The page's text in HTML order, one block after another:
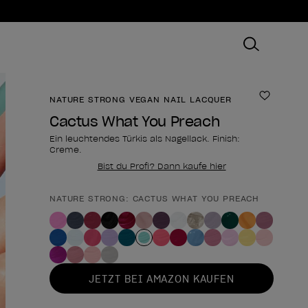
NATURE STRONG VEGAN NAIL LACQUER Zur
Cactus What You Preach
Ein leuchtendes Türkis als Nagellack. Finish:
Creme.
Bist du Profi? Dann kaufe hier
Form des Produkts
NATURE STRONG: CACTUS WHAT YOU PREACH
JETZT BEI AMAZON KAUFEN